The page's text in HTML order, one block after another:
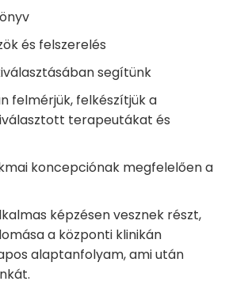
és felszerelés
segítünk
felmérjük, felkészítjük a
terapeutákat és
koncepciónak megfelelően a
képzésen vesznek részt,
a központi klinikán
alaptanfolyam, ami után